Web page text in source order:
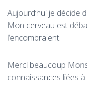
Aujourd’hui je décide
Mon cerveau est
l’encombraient.
Merci beaucoup
connaissances liées